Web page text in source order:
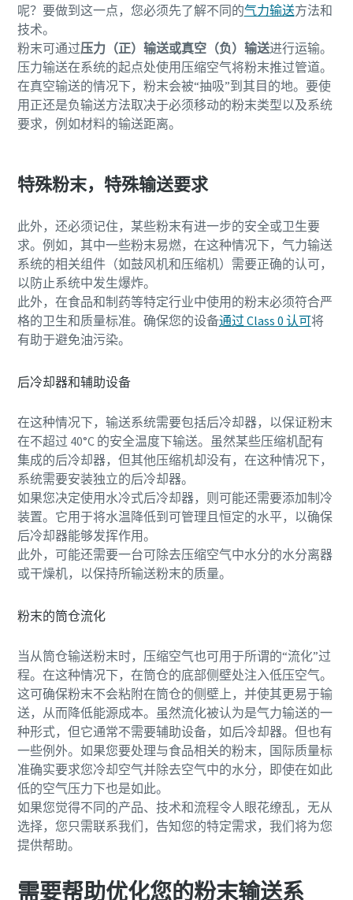
您需要了解的一切关于气力输送流程的信息
呢？要做到这一点，您必须先了解不同的气力输送方法和
技术。
粉末可通过压力（正）输送或真空（负）输送进行运输。
压力输送在系统的起点处使用压缩空气将粉末推过管道。
在真空输送的情况下，粉末会被“抽吸”到其目的地。要使
用正还是负输送方法取决于必须移动的粉末类型以及系统
要求，例如材料的输送距离。
特殊粉末，特殊输送要求
此外，还必须记住，某些粉末有进一步的安全或卫生要
求。例如，其中一些粉末易燃，在这种情况下，气力输送
系统的相关组件（如鼓风机和压缩机）需要正确的认可，
以防止系统中发生爆炸。
此外，在食品和制药等特定行业中使用的粉末必须符合严
格的卫生和质量标准。确保您的设备通过 Class 0 认可将
有助于避免油污染。
后冷却器和辅助设备
在这种情况下，输送系统需要包括后冷却器，以保证粉末
在不超过 40°C 的安全温度下输送。虽然某些压缩机配有
集成的后冷却器，但其他压缩机却没有，在这种情况下，
系统需要安装独立的后冷却器。
如果您决定使用水冷式后冷却器，则可能还需要添加制冷
装置。它用于将水温降低到可管理且恒定的水平，以确保
后冷却器能够发挥作用。
此外，可能还需要一台可除去压缩空气中水分的水分离器
或干燥机，以保持所输送粉末的质量。
粉末的筒仓流化
当从筒仓输送粉末时，压缩空气也可用于所谓的“流化”过
程。在这种情况下，在筒仓的底部侧壁处注入低压空气。
这可确保粉末不会粘附在筒仓的侧壁上，并使其更易于输
送，从而降低能源成本。虽然流化被认为是气力输送的一
种形式，但它通常不需要辅助设备，如后冷却器。但也有
一些例外。如果您要处理与食品相关的粉末，国际质量标
准确实要求您冷却空气并除去空气中的水分，即使在如此
低的空气压力下也是如此。
如果您觉得不同的产品、技术和流程令人眼花缭乱，无从
选择，您只需联系我们，告知您的特定需求，我们将为您
提供帮助。
需要帮助优化您的粉末输送系